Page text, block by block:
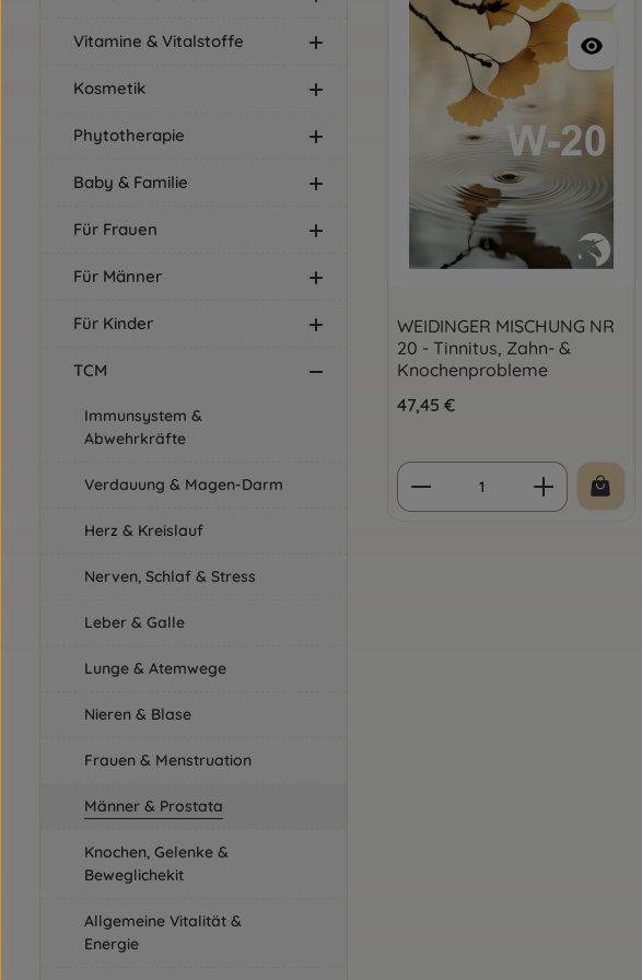
Vitamine & Vitalstoffe
Kosmetik
Phytotherapie
Baby & Familie
Für Frauen
Für Männer
Für Kinder
TCM
Immunsystem &
Abwehrkräfte
Verdauung & Magen-Darm
Herz & Kreislauf
Nerven, Schlaf & Stress
Leber & Galle
Lunge & Atemwege
Nieren & Blase
Frauen & Menstruation
Männer & Prostata
Knochen, Gelenke &
Beweglichekit
Allgemeine Vitalität &
Energie
WEIDINGER MISCHUNG NR
20 - Tinnitus, Zahn- &
Knochenprobleme
Regulärer Preis:
47,45 €
Produkt Anzahl: